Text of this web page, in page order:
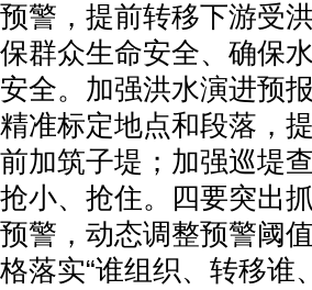
预警，提前转移下游受
保群众生命安全、确保
安全。加强洪水演进预
精准标定地点和段落，
前加筑子堤；加强巡堤
抢小、抢住。四要突出
预警，动态调整预警阈
格落实“谁组织、转移谁